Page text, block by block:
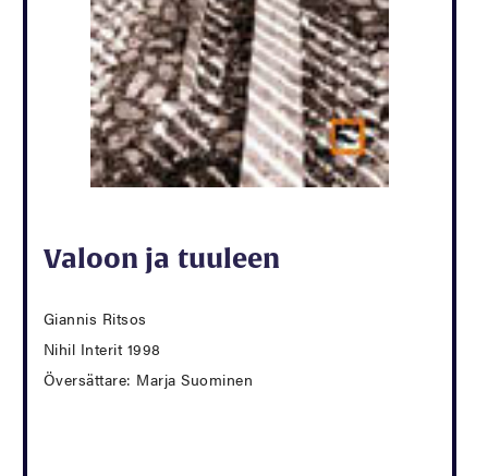
Valoon ja tuuleen
Giannis Ritsos
Nihil Interit 1998
Översättare: Marja Suominen